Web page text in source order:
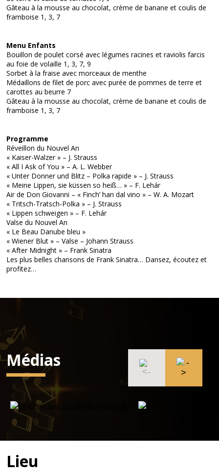
Gâteau à la mousse au chocolat, crème de banane et coulis de
framboise 1, 3, 7
Menu Enfants
Bouillon de poulet corsé avec légumes racines et raviolis farcis
au foie de volaille 1, 3, 7, 9
Sorbet à la fraise avec morceaux de menthe
Médaillons de filet de porc avec purée de pommes de terre et
carottes au beurre 7
Gâteau à la mousse au chocolat, crème de banane et coulis de
framboise 1, 3, 7
Programme
Réveillon du Nouvel An
« Kaiser-Walzer » – J. Strauss
« All I Ask of You » – A. L. Webber
« Unter Donner und Blitz – Polka rapide » – J. Strauss
« Meine Lippen, sie küssen so heiß… » – F. Lehár
Air de Don Giovanni – « Finch’ han dal vino » – W. A. Mozart
« Tritsch-Tratsch-Polka » – J. Strauss
« Lippen schweigen » – F. Lehár
Valse du Nouvel An
« Le Beau Danube bleu »
« Wiener Blut » – Valse – Johann Strauss
« After Midnight » – Frank Sinatra
Les plus belles chansons de Frank Sinatra… Dansez, écoutez et
profitez…
Médias
Lieu